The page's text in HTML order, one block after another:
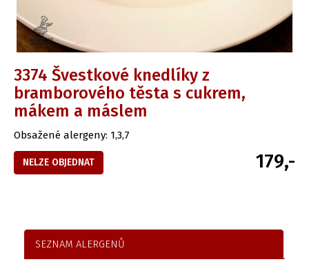
3374 Švestkové knedlíky z
bramborového těsta s cukrem,
mákem a máslem
Obsažené alergeny: 1,3,7
NELZE OBJEDNAT 179,-
SEZNAM ALERGENŮ